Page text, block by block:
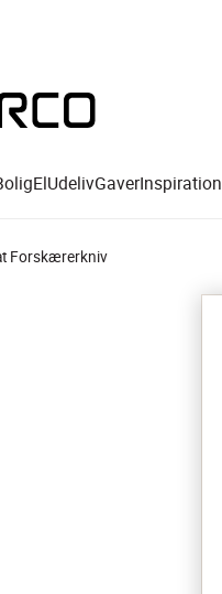
ElUdelivGaverInspiration
Forskærerkniv